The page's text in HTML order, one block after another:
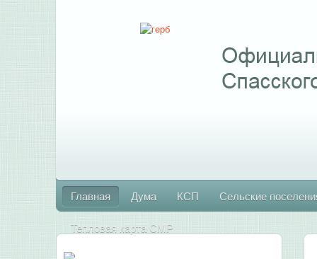
Главная Дума КСП Сельские
Тепловая карта СМР